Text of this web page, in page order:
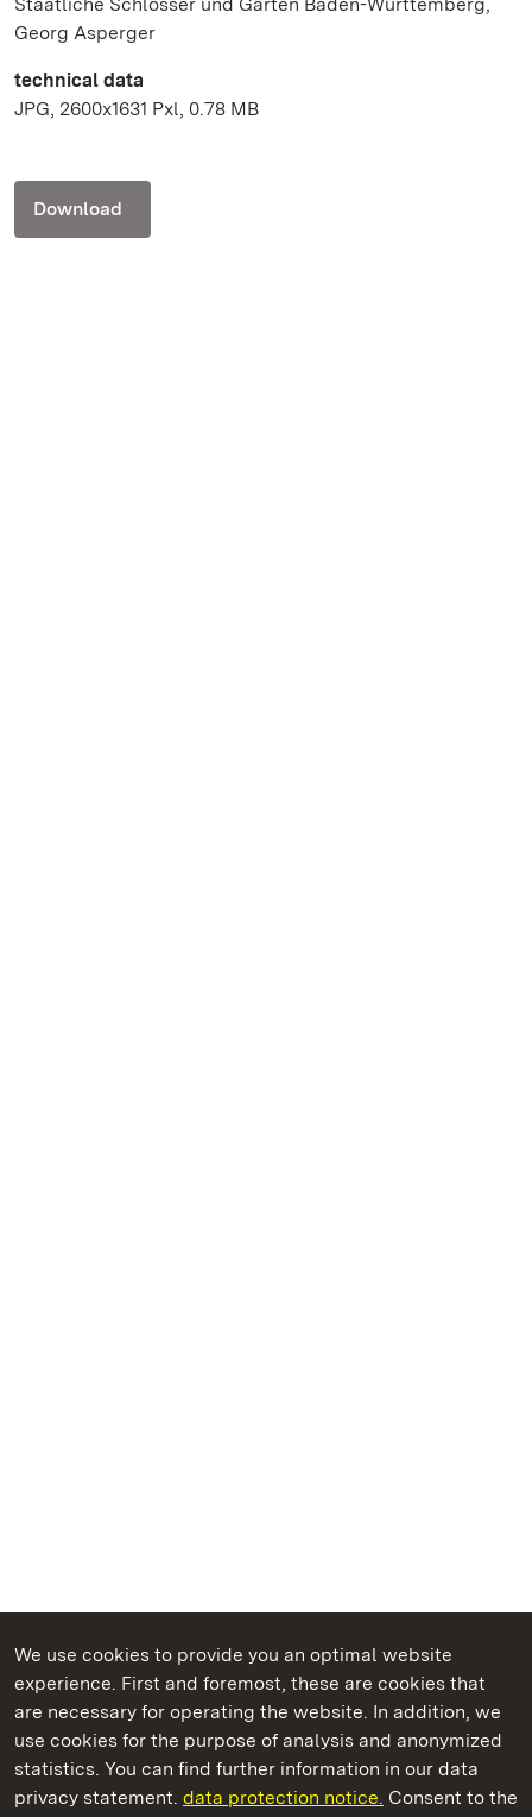
We use cookies to provide you an optimal website
experience. First and foremost, these are cookies that
are necessary for operating the website. In addition, we
use cookies for the purpose of analysis and anonymized
statistics. You can find further information in our data
privacy statement. data protection notice. Consent to the
Staatliche Schlösser und Gärten Baden-Württemberg,
Georg Asperger
technical data
JPG, 2600x1631 Pxl, 0.78 MB
Download
State Palaces and Gardens of Baden-Wuerttemberg